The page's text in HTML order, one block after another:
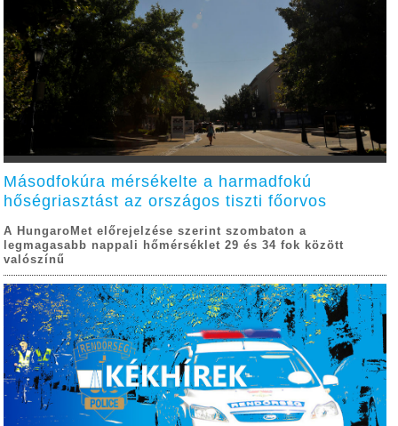
Másodfokúra mérsékelte a harmadfokú
hőségriasztást az országos tiszti főorvos
A HungaroMet előrejelzése szerint szombaton a
legmagasabb nappali hőmérséklet 29 és 34 fok között
valószínű